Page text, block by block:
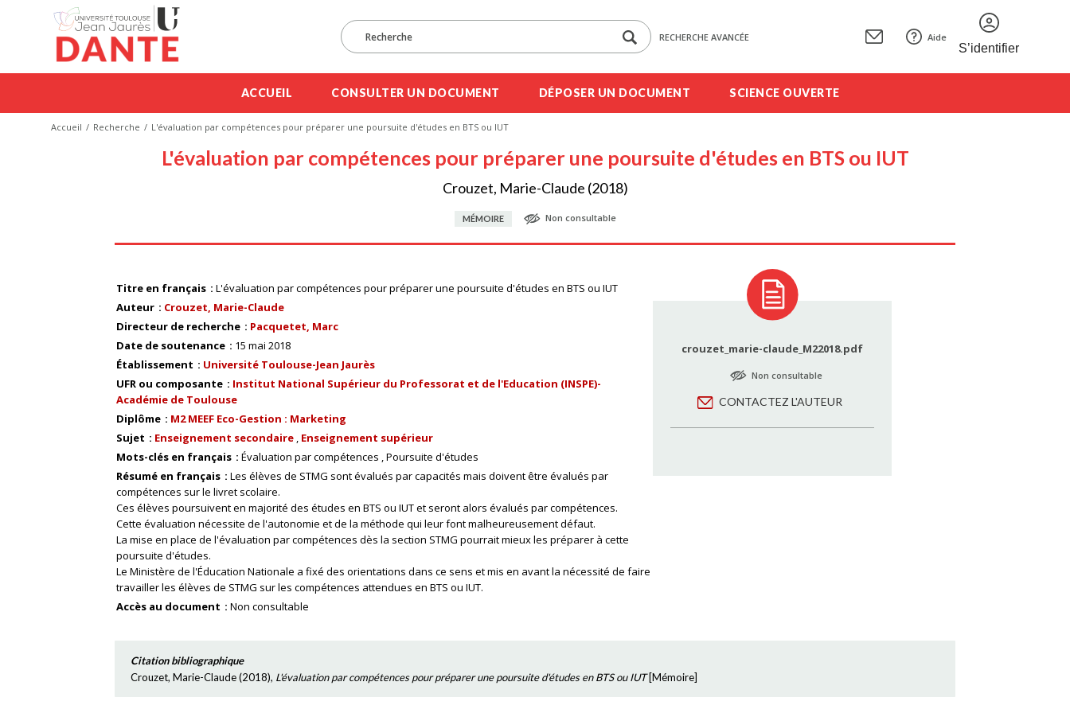
RECHERCHE AVANCÉE Aide
S’identifier
ACCUEIL CONSULTER UN DOCUMENT DÉPOSER UN DOCUMENT SCIENCE OUVERTE
Accueil Recherche L'évaluation par compétences pour préparer une poursuite d'études en BTS ou IUT
L'évaluation par compétences pour préparer une poursuite d'études en BTS ou IUT
Crouzet, Marie-Claude (2018)
MÉMOIRE Non consultable
Titre en français
L'évaluation par compétences pour préparer une poursuite d'études en BTS ou IUT
Auteur
Crouzet, Marie-Claude
Directeur de recherche
Pacquetet, Marc
Date de soutenance
15 mai 2018
Établissement
Université Toulouse-Jean Jaurès
UFR ou composante
Institut National Supérieur du Professorat et de l'Education (INSPE)-
Académie de Toulouse
Diplôme
M2 MEEF Eco-Gestion : Marketing
Sujet
Enseignement secondaire Enseignement supérieur
Mots-clés en français
Évaluation par compétences Poursuite d'études
Résumé en français
Les élèves de STMG sont évalués par capacités mais doivent être évalués par
compétences sur le livret scolaire.
Ces élèves poursuivent en majorité des études en BTS ou IUT et seront alors évalués par compétences.
Cette évaluation nécessite de l'autonomie et de la méthode qui leur font malheureusement défaut.
La mise en place de l'évaluation par compétences dès la section STMG pourrait mieux les préparer à cette
poursuite d'études.
Le Ministère de l'Éducation Nationale a fixé des orientations dans ce sens et mis en avant la nécessité de faire
travailler les élèves de STMG sur les compétences attendues en BTS ou IUT.
Accès au document
Non consultable
crouzet_marie-claude_M22018.pdf
Non consultable
CONTACTEZ L'AUTEUR
Citation bibliographique
Crouzet, Marie-Claude(2018), L'évaluation par compétences pour préparer une poursuite d'études en BTS ou IUT[Mémoire]